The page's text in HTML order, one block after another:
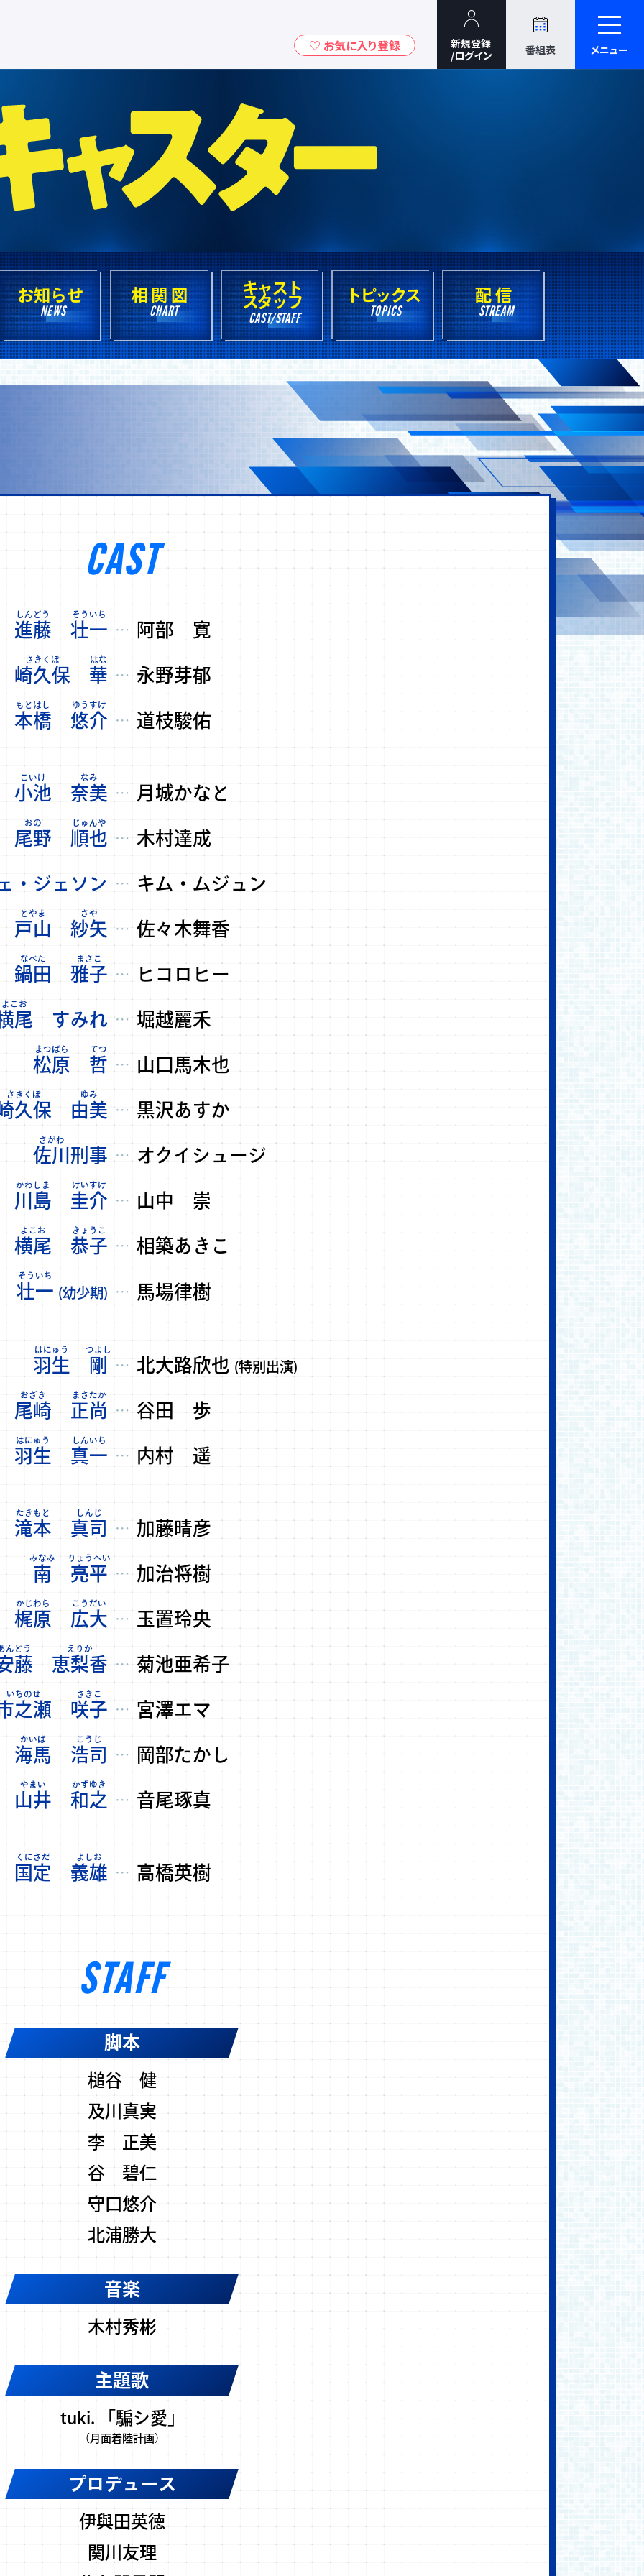
番組表 メニュー
お知らせ
NEWS
相関図
CHART
キャスト
スタッフ
CAST/STAFF
トピックス
TOPICS
配 信
STREAM
CAST
進藤 壮一 … 阿部 寛
崎久保 華 … 永野芽郁
本橋 悠介 … 道枝駿佑
小池 奈美 … 月城かなと
尾野 順也 … 木村達成
・ジェソン … キム・ムジュン
戸山 紗矢 … 佐々木舞香
鍋田 雅子 … ヒコロヒー
尾 すみれ … 堀越麗禾
松原 哲 … 山口馬木也
久保 由美 … 黒沢あすか
佐川 刑事 … オクイシュージ
川島 圭介 … 山中 崇
横尾 恭子 … 相築あきこ
壮一 (幼少期) … 馬場律樹
羽生 剛 … 北大路欣也 (特別出演)
尾崎 正尚 … 谷田 歩
羽生 真一 … 内村 遥
滝本 真司 … 加藤晴彦
南 亮平 … 加治将樹
梶原 広大 … 玉置玲央
藤 恵梨香 … 菊池亜希子
之瀬 咲子 … 宮澤エマ
海馬 浩司 … 岡部たかし
山井 和之 … 音尾琢真
国定 義雄 … 高橋英樹
STAFF
脚本
槌谷 健
及川真実
李 正美
谷 碧仁
守口悠介
北浦勝大
音楽
木村秀彬
主題歌
tuki. 「騙シ愛」
（月面着陸計画）
プロデュース
伊與田英徳
関川友理